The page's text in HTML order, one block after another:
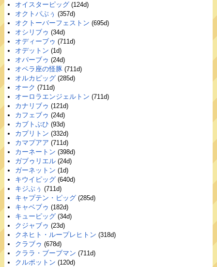
オイスターピッグ(124d)
オクトパぶぅ (357d)
オクトーバーフェストン (695d)
オシリブゥ (34d)
オディーブゥ (711d)
オデットン (1d)
オパーブゥ (24d)
オペラ座の怪豚(711d)
オルカピッグ(285d)
オーク (711d)
オーロラエンジェルトン (711d)
カナリブゥ (121d)
カフェブゥ (24d)
カブトぶひ (93d)
カプリトン (332d)
カマプアア (711d)
カーネートン (398d)
ガブゥリエル(24d)
ガーネットン (1d)
キウイピッグ(640d)
キジぶぅ (711d)
キャプテン・ピッグ(285d)
キャベブゥ (182d)
キューピッグ(34d)
クジャブゥ (23d)
クネヒト・ループレヒトン (318d)
クラブゥ (678d)
クララ・ブーブマン (711d)
クルポットン (120d)